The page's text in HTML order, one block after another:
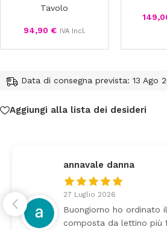
Tavolo
94,90 € IVA Incl.
Data di consegna prevista: 13 Ago
Aggiungi alla lista dei desideri
annavale danna
27 Luglio 2026
Buongiorno ho ordinato
composta da lettino più